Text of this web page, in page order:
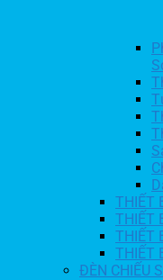
THIẾT
THIẾT
THIẾT
THIẾT
ĐÈN CHIẾU